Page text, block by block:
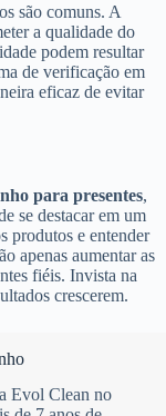
são comuns. A
a qualidade do
podem resultar
de verificação em
eficaz de evitar
para presentes,
se destacar em um
produtos e entender
apenas aumentar as
fiéis. Invista na
crescerem.
Evol Clean no